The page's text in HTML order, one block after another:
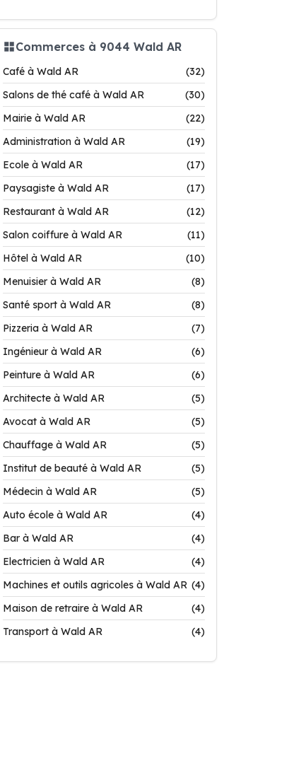
Commerces à 9044 Wald AR
Café à Wald AR
(32)
Salons de thé café à Wald AR
(30)
Mairie à Wald AR
(22)
Administration à Wald AR
(19)
Ecole à Wald AR
(17)
Paysagiste à Wald AR
(17)
Restaurant à Wald AR
(12)
Salon coiffure à Wald AR
(11)
Hôtel à Wald AR
(10)
Menuisier à Wald AR
(8)
Santé sport à Wald AR
(8)
Pizzeria à Wald AR
(7)
Ingénieur à Wald AR
(6)
Peinture à Wald AR
(6)
Architecte à Wald AR
(5)
Avocat à Wald AR
(5)
Chauffage à Wald AR
(5)
Institut de beauté à Wald AR
(5)
Médecin à Wald AR
(5)
Auto école à Wald AR
(4)
Bar à Wald AR
(4)
Electricien à Wald AR
(4)
Machines et outils agricoles à Wald AR (4)
Maison de retraire à Wald AR
(4)
Transport à Wald AR
(4)